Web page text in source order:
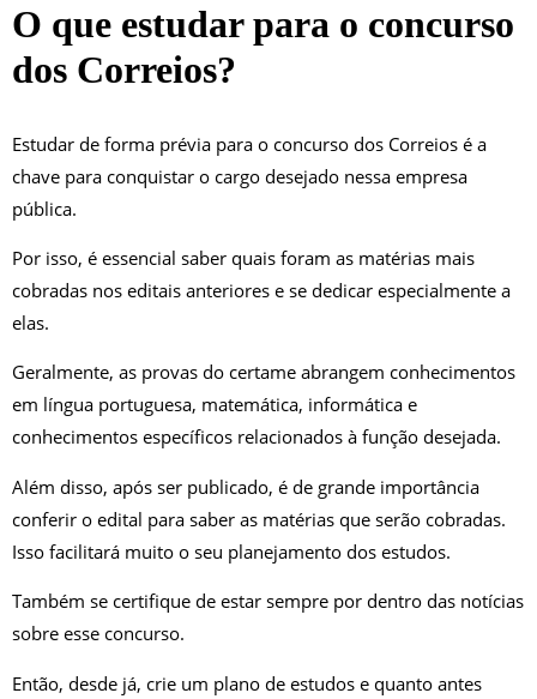
O que estudar para o concurso
dos Correios?
Estudar de forma prévia para o concurso dos Correios é a
chave para conquistar o cargo desejado nessa empresa
pública.
Por isso, é essencial saber quais foram as matérias mais
cobradas nos editais anteriores e se dedicar especialmente a
elas.
Geralmente, as provas do certame abrangem conhecimentos
em língua portuguesa, matemática, informática e
conhecimentos específicos relacionados à função desejada.
Além disso, após ser publicado, é de grande importância
conferir o edital para saber as matérias que serão cobradas.
Isso facilitará muito o seu planejamento dos estudos.
Também se certifique de estar sempre por dentro das notícias
sobre esse concurso.
Então, desde já, crie um plano de estudos e quanto antes